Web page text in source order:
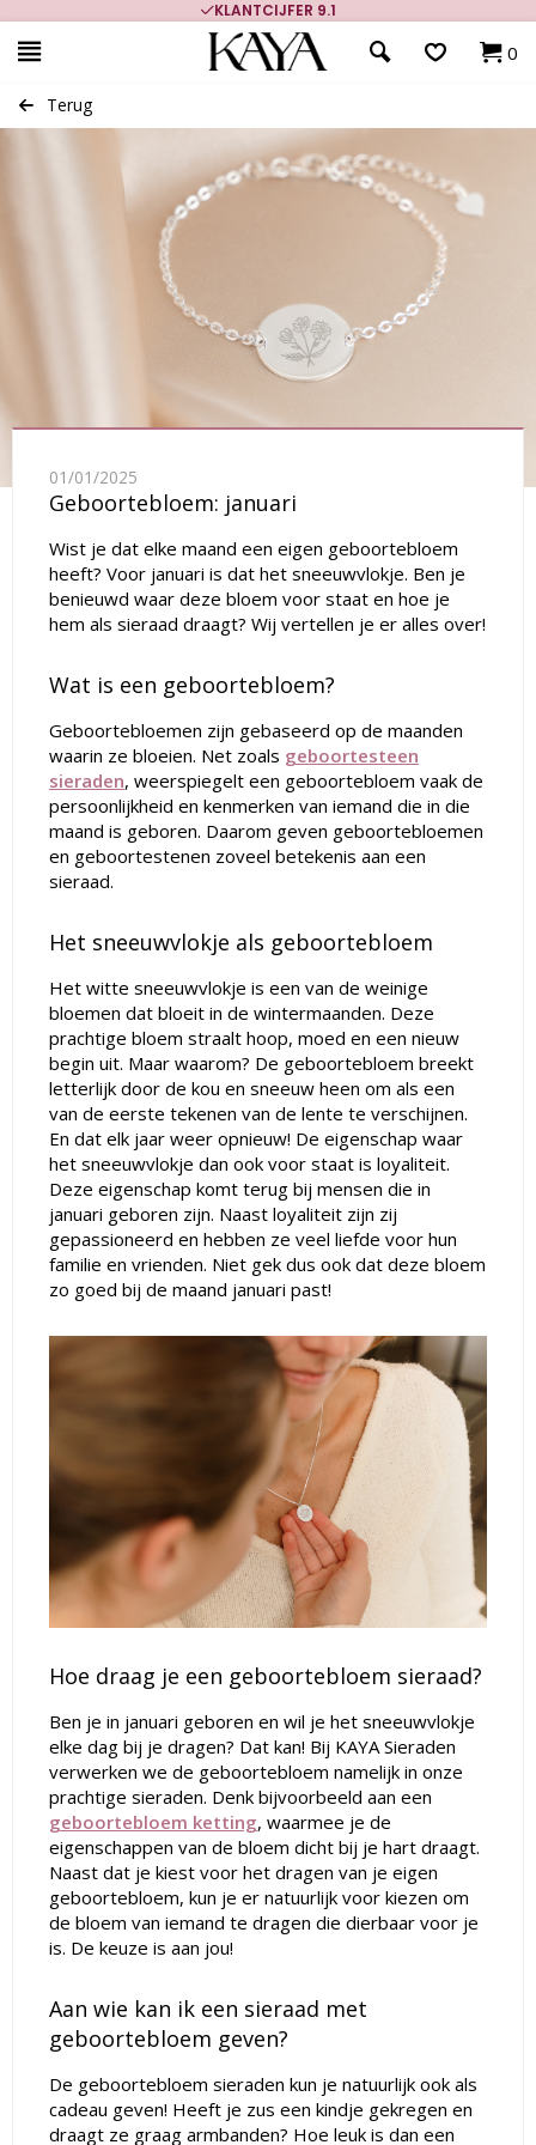
KLANTCIJFER 9.1
0
Terug
01/01/2025
Geboortebloem: januari
Wist je dat elke maand een eigen geboortebloem
heeft? Voor januari is dat het sneeuwvlokje. Ben je
benieuwd waar deze bloem voor staat en hoe je
hem als sieraad draagt? Wij vertellen je er alles over!
Wat is een geboortebloem?
Geboortebloemen zijn gebaseerd op de maanden
waarin ze bloeien. Net zoals geboortesteen
sieraden, weerspiegelt een geboortebloem vaak de
persoonlijkheid en kenmerken van iemand die in die
maand is geboren. Daarom geven geboortebloemen
en geboortestenen zoveel betekenis aan een
sieraad.
Het sneeuwvlokje als geboortebloem
Het witte sneeuwvlokje is een van de weinige
bloemen dat bloeit in de wintermaanden. Deze
prachtige bloem straalt hoop, moed en een nieuw
begin uit. Maar waarom? De geboortebloem breekt
letterlijk door de kou en sneeuw heen om als een
van de eerste tekenen van de lente te verschijnen.
En dat elk jaar weer opnieuw! De eigenschap waar
het sneeuwvlokje dan ook voor staat is loyaliteit.
Deze eigenschap komt terug bij mensen die in
januari geboren zijn. Naast loyaliteit zijn zij
gepassioneerd en hebben ze veel liefde voor hun
familie en vrienden. Niet gek dus ook dat deze bloem
zo goed bij de maand januari past!
Hoe draag je een geboortebloem sieraad?
Ben je in januari geboren en wil je het sneeuwvlokje
elke dag bij je dragen? Dat kan! Bij KAYA Sieraden
verwerken we de geboortebloem namelijk in onze
prachtige sieraden. Denk bijvoorbeeld aan een
geboortebloem ketting, waarmee je de
eigenschappen van de bloem dicht bij je hart draagt.
Naast dat je kiest voor het dragen van je eigen
geboortebloem, kun je er natuurlijk voor kiezen om
de bloem van iemand te dragen die dierbaar voor je
is. De keuze is aan jou!
Aan wie kan ik een sieraad met
geboortebloem geven?
De geboortebloem sieraden kun je natuurlijk ook als
cadeau geven! Heeft je zus een kindje gekregen en
draagt ze graag armbanden? Hoe leuk is dan een